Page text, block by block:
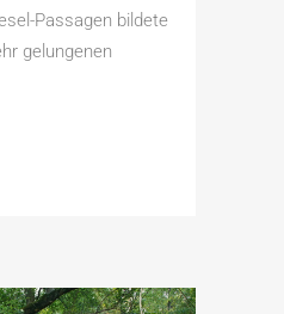
Passagen bildete
gelungenen